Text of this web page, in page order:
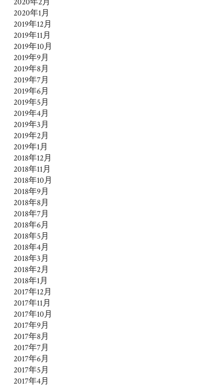
2020年1月
2019年12月
2019年11月
2019年10月
2019年9月
2019年8月
2019年7月
2019年6月
2019年5月
2019年4月
2019年3月
2019年2月
2019年1月
2018年12月
2018年11月
2018年10月
2018年9月
2018年8月
2018年7月
2018年6月
2018年5月
2018年4月
2018年3月
2018年2月
2018年1月
2017年12月
2017年11月
2017年10月
2017年9月
2017年8月
2017年7月
2017年6月
2017年5月
2017年4月